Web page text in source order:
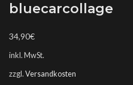
bluecarcollage
34,90€
inkl. MwSt.
zzgl. Versandkosten